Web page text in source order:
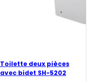
Toilette deux pièces
avec bidet SH-5202